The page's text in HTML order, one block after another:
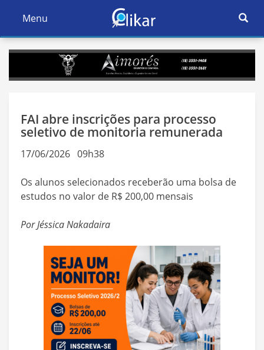
Ativar
Navegação
Menu
Ativar
FAI abre inscrições para processo
seletivo de monitoria remunerada
17/06/2026 09h38
Os alunos selecionados receberão uma bolsa de
estudos no valor de R$ 200,00 mensais
Por Jéssica Nakadaira